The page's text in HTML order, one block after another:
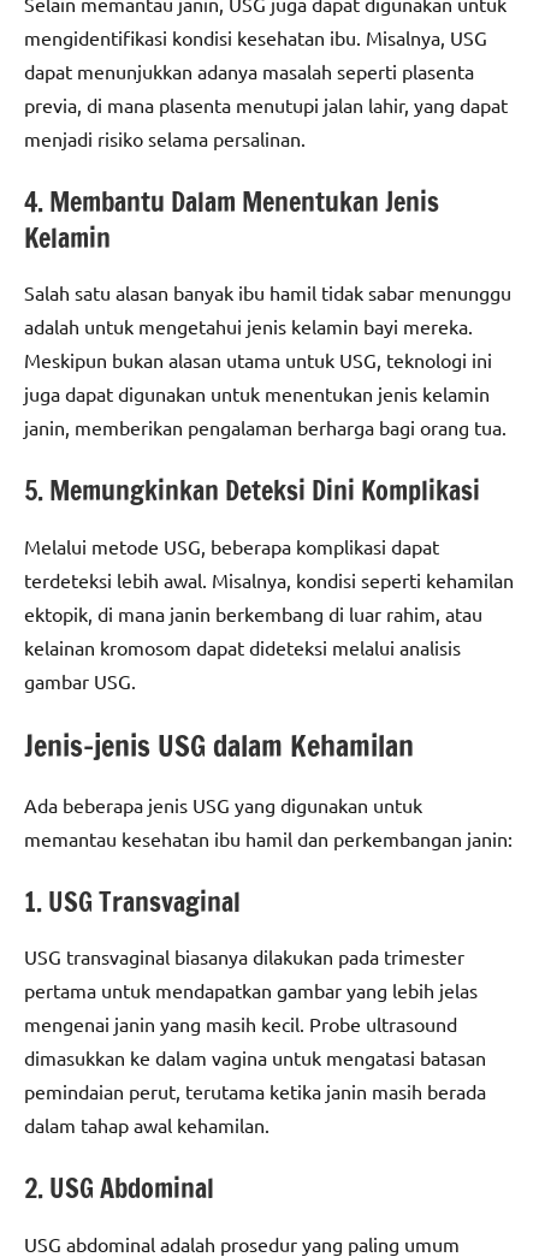
mengidentifikasi kondisi kesehatan ibu. Misalnya, USG
dapat menunjukkan adanya masalah seperti plasenta
previa, di mana plasenta menutupi jalan lahir, yang dapat
menjadi risiko selama persalinan.
4. Membantu Dalam Menentukan Jenis
Kelamin
Salah satu alasan banyak ibu hamil tidak sabar menunggu
adalah untuk mengetahui jenis kelamin bayi mereka.
Meskipun bukan alasan utama untuk USG, teknologi ini
juga dapat digunakan untuk menentukan jenis kelamin
janin, memberikan pengalaman berharga bagi orang tua.
5. Memungkinkan Deteksi Dini Komplikasi
Melalui metode USG, beberapa komplikasi dapat
terdeteksi lebih awal. Misalnya, kondisi seperti kehamilan
ektopik, di mana janin berkembang di luar rahim, atau
kelainan kromosom dapat dideteksi melalui analisis
gambar USG.
Jenis-jenis USG dalam Kehamilan
Ada beberapa jenis USG yang digunakan untuk
memantau kesehatan ibu hamil dan perkembangan janin:
1. USG Transvaginal
USG transvaginal biasanya dilakukan pada trimester
pertama untuk mendapatkan gambar yang lebih jelas
mengenai janin yang masih kecil. Probe ultrasound
dimasukkan ke dalam vagina untuk mengatasi batasan
pemindaian perut, terutama ketika janin masih berada
dalam tahap awal kehamilan.
2. USG Abdominal
USG abdominal adalah prosedur yang paling umum